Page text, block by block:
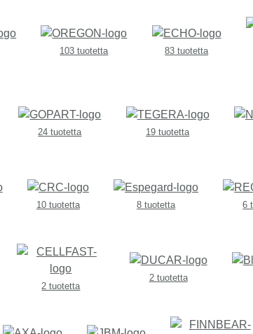
103 tuotetta
83 tuotetta
24 tuotetta 19 tuotetta
10 tuotetta 8 tuotetta 6
2 tuotetta
2 tuotetta